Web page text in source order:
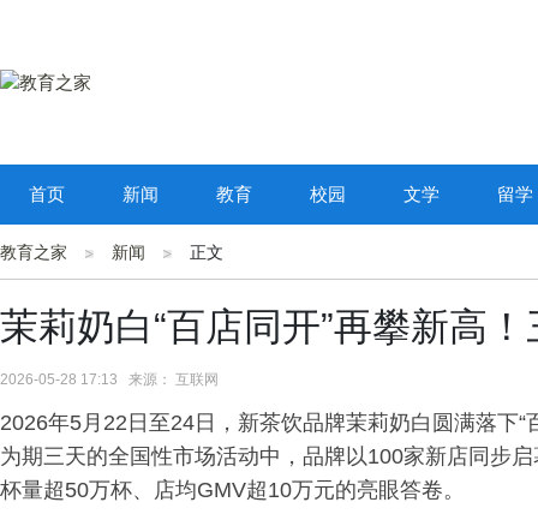
首页 新闻 教育 校园 文学 留学
教育之家 新闻 正文
茉莉奶白“百店同开”再攀新高
2026-05-28 17:13 来源： 互联网
2026年5月22日至24日，新茶饮品牌茉莉奶白圆满落下
为期三天的全国性市场活动中，品牌以100家新店同步
杯量超50万杯、店均GMV超10万元的亮眼答卷。